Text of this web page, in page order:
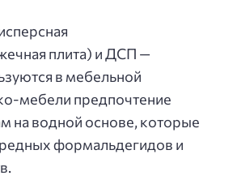
плита) и ДСП —
в мебельной
мебели предпочтение
на водной основе, которые
формальдегидов и